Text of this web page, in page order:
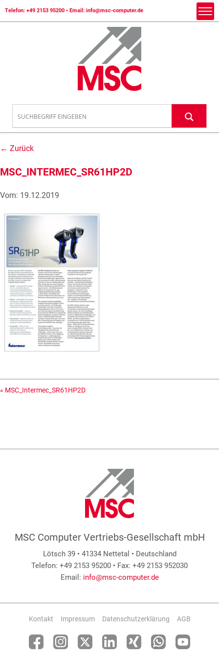
Telefon: +49 2153 95200 • Email: info@msc-computer.de
← Zurück
MSC_INTERMEC_SR61HP2D
Vom: 19.12.2019
« MSC_Intermec_SR61HP2D
MSC Computer Vertriebs-Gesellschaft mbH
Lötsch 39 • 41334 Nettetal • Deutschland
Telefon: +49 2153 95200 • Fax: +49 2153 952030
Email: info@msc-computer.de
Kontakt Impressum Datenschutzerklärung AGB